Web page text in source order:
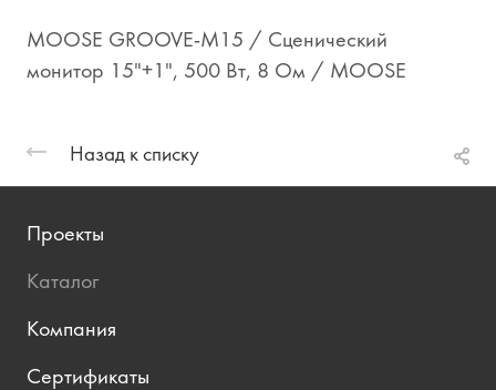
MOOSE GROOVE-M15 / Сценический
монитор 15"+1", 500 Вт, 8 Ом / MOOSE
Назад к списку
Проекты
Каталог
Компания
Сертификаты